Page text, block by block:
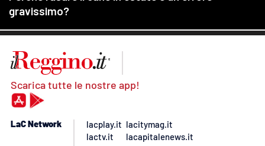
Scarica tutte le nostre app!
LaC Network
lacplay.it
lactv.it
lacitymag.it
lacapitalenews.it